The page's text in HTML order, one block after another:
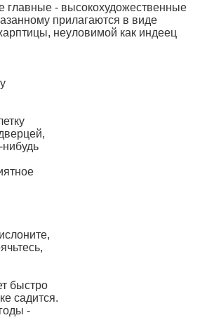
главные - высокохудожественные
прилагаются в виде
неуловимой как индеец
нибудь
быстро
садится.
-